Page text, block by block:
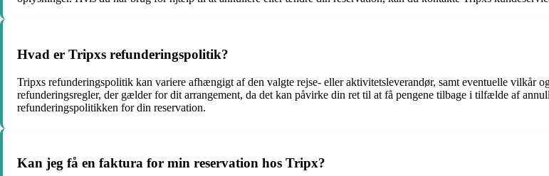
Hvad er Tripxs refunderingspolitik?
Tripxs refunderingspolitik kan variere afhængigt af den valgte rejse- eller aktivitetsleverandør, samt eventuelle vilkår
refunderingsregler, der gælder for dit arrangement, da det kan påvirke din ret til at få pengene tilbage i tilfælde af
refunderingspolitikken for din reservation.
Kan jeg få en faktura for min reservation hos Tripx?